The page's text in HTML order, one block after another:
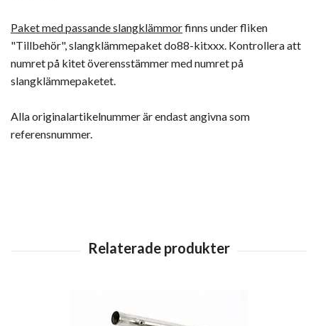
Paket med passande slangklämmorfinns under fliken
"Tillbehör", slangklämmepaket do88-kitxxx. Kontrollera att
numret på kitet överensstämmer med numret på
slangklämmepaketet.
Alla originalartikelnummer är endast angivna som
referensnummer.